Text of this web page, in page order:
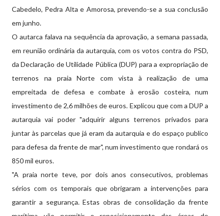
Cabedelo, Pedra Alta e Amorosa, prevendo-se a sua conclusão
em junho.
O autarca falava na sequência da aprovação, a semana passada,
em reunião ordinária da autarquia, com os votos contra do PSD,
da Declaração de Utilidade Pública (DUP) para a expropriação de
terrenos na praia Norte com vista à realização de uma
empreitada de defesa e combate à erosão costeira, num
investimento de 2,6 milhões de euros. Explicou que com a DUP a
autarquia vai poder "adquirir alguns terrenos privados para
juntar às parcelas que já eram da autarquia e do espaço publico
para defesa da frente de mar", num investimento que rondará os
850 mil euros.
"A praia norte teve, por dois anos consecutivos, problemas
sérios com os temporais que obrigaram a intervenções para
garantir a segurança. Estas obras de consolidação da frente